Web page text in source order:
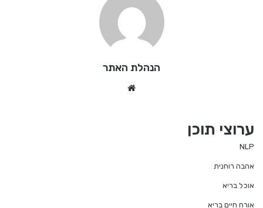
הנהלת האתר
ערוצי תוכן
NLP
אהבה רוחנית
אוכל בריא
אורח חיים בריא